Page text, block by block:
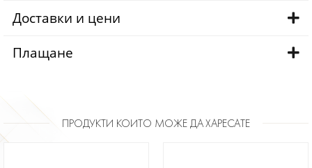
Доставки и цени
Плащане
ПРОДУКТИ КОИТО МОЖЕ ДА ХАРЕСАТЕ